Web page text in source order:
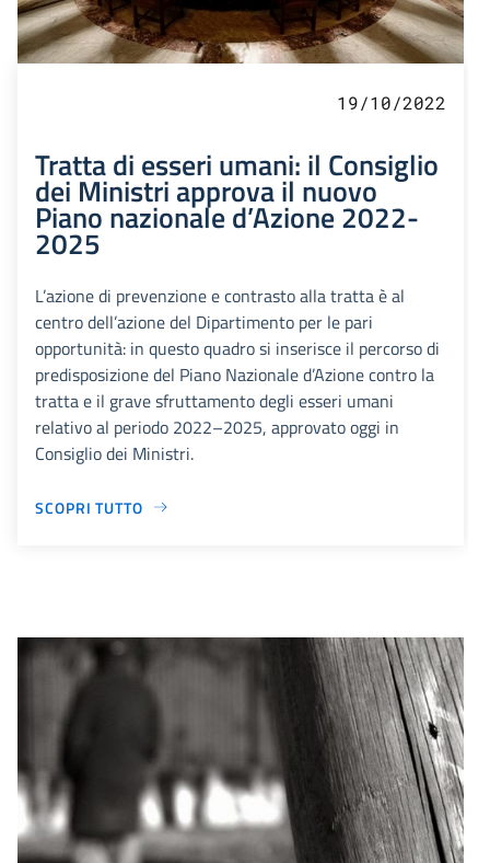
19/10/2022
Tratta di esseri umani: il Consiglio
dei Ministri approva il nuovo
Piano nazionale d’Azione 2022-
2025
L’azione di prevenzione e contrasto alla tratta è al
centro dell’azione del Dipartimento per le pari
opportunità: in questo quadro si inserisce il percorso di
predisposizione del Piano Nazionale d’Azione contro la
tratta e il grave sfruttamento degli esseri umani
relativo al periodo 2022–2025, approvato oggi in
Consiglio dei Ministri.
SCOPRI TUTTO